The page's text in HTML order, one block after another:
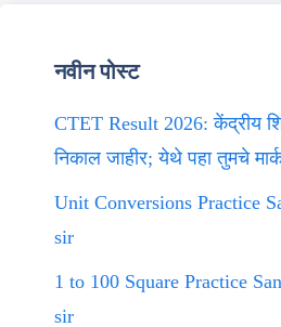
नवीन पोस्ट
CTET Result 2026: केंद्रीय
निकाल जाहीर; येथे पहा तुमचे
Unit Conversions Practice
sir
1 to 100 Square Practice
sir